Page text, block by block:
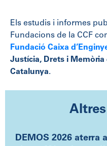
Els estudis i informes
Fundacions de la CCF
Fundació Caixa
Justícia, Drets i Memòria
Catalunya.
DEMOS 2026 aterra